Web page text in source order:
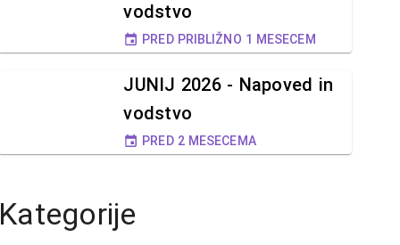
vodstvo
PRED PRIBLIŽNO 1 MESECEM
JUNIJ 2026 - Napoved in
vodstvo
PRED 2 MESECEMA
Kategorije